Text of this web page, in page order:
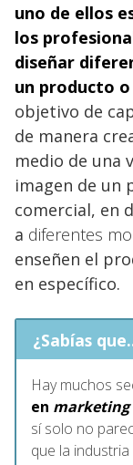
uno de ellos
los
diseñar
un producto
objetivo de
de manera
medio de una
imagen de un
comercial, en
a diferentes
enseñen el
en específico.
¿Sabías
Hay muchos
en marketing
sí solo no
que la